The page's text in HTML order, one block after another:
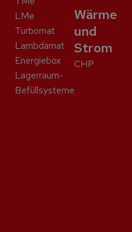
LMe
Turbomat
Lambdamat
Energiebox
Lagerraum-
Befüllsysteme
Wärme
und
Strom
CHP